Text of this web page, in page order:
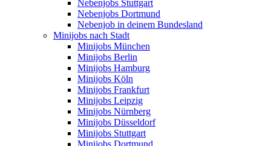
Nebenjobs Stuttgart
Nebenjobs Dortmund
Nebenjob in deinem Bundesland
Minijobs nach Stadt
Minijobs München
Minijobs Berlin
Minijobs Hamburg
Minijobs Köln
Minijobs Frankfurt
Minijobs Leipzig
Minijobs Nürnberg
Minijobs Düsseldorf
Minijobs Stuttgart
Minijobs Dortmund